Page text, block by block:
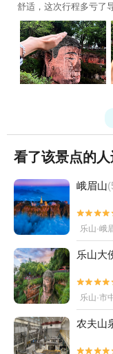
舒适，这次行程多亏了
看了该景点的人
峨眉山
乐山·峨
乐山大
乐山·市
农夫山